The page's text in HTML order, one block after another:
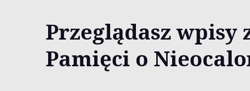
Przeglądasz wpisy
Pamięci o